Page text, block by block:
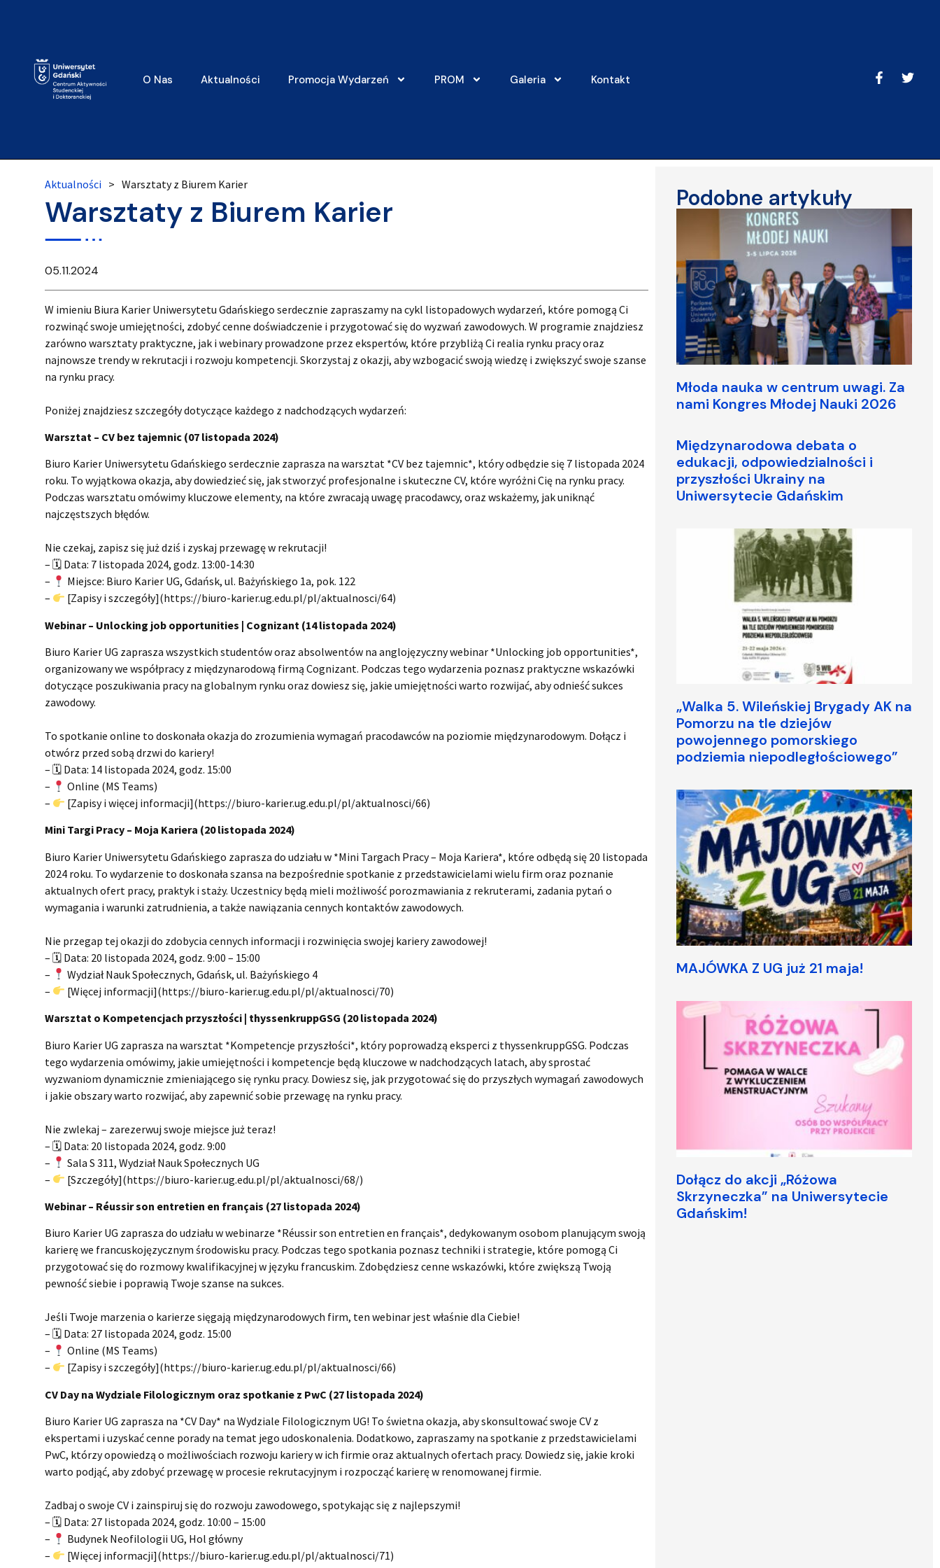
O Nas Aktualności Promocja Wydarzeń PROM Galeria Kontakt
Podobne artykuły
Młoda nauka w centrum uwagi. Za
nami Kongres Młodej Nauki 2026
Międzynarodowa debata o
edukacji, odpowiedzialności i
przyszłości Ukrainy na
Uniwersytecie Gdańskim
„Walka 5. Wileńskiej Brygady AK na
Pomorzu na tle dziejów
powojennego pomorskiego
podziemia niepodległościowego”
MAJÓWKA Z UG już 21 maja!
Dołącz do akcji „Różowa
Skrzyneczka” na Uniwersytecie
Gdańskim!
Aktualności > Warsztaty z Biurem Karier
Warsztaty z Biurem Karier
05.11.2024
W imieniu Biura Karier Uniwersytetu Gdańskiego serdecznie zapraszamy na cykl listopadowych wydarzeń, które pomogą Ci
rozwinąć swoje umiejętności, zdobyć cenne doświadczenie i przygotować się do wyzwań zawodowych. W programie znajdziesz
zarówno warsztaty praktyczne, jak i webinary prowadzone przez ekspertów, które przybliżą Ci realia rynku pracy oraz
najnowsze trendy w rekrutacji i rozwoju kompetencji. Skorzystaj z okazji, aby wzbogacić swoją wiedzę i zwiększyć swoje szanse
na rynku pracy.
Poniżej znajdziesz szczegóły dotyczące każdego z nadchodzących wydarzeń:
Warsztat – CV bez tajemnic (07 listopada 2024)
Biuro Karier Uniwersytetu Gdańskiego serdecznie zaprasza na warsztat *CV bez tajemnic*, który odbędzie się 7 listopada 2024
roku. To wyjątkowa okazja, aby dowiedzieć się, jak stworzyć profesjonalne i skuteczne CV, które wyróżni Cię na rynku pracy.
Podczas warsztatu omówimy kluczowe elementy, na które zwracają uwagę pracodawcy, oraz wskażemy, jak uniknąć
najczęstszych błędów.
Nie czekaj, zapisz się już dziś i zyskaj przewagę w rekrutacji!
– 🗓 Data: 7 listopada 2024, godz. 13:00-14:30
–
Miejsce: Biuro Karier UG, Gdańsk, ul. Bażyńskiego 1a, pok. 122
–
[Zapisy i szczegóły](https://biuro-karier.ug.edu.pl/pl/aktualnosci/64)
Webinar – Unlocking job opportunities | Cognizant (14 listopada 2024)
Biuro Karier UG zaprasza wszystkich studentów oraz absolwentów na anglojęzyczny webinar *Unlocking job opportunities*,
organizowany we współpracy z międzynarodową firmą Cognizant. Podczas tego wydarzenia poznasz praktyczne wskazówki
dotyczące poszukiwania pracy na globalnym rynku oraz dowiesz się, jakie umiejętności warto rozwijać, aby odnieść sukces
zawodowy.
To spotkanie online to doskonała okazja do zrozumienia wymagań pracodawców na poziomie międzynarodowym. Dołącz i
otwórz przed sobą drzwi do kariery!
– 🗓 Data: 14 listopada 2024, godz. 15:00
–
Online (MS Teams)
–
[Zapisy i więcej informacji](https://biuro-karier.ug.edu.pl/pl/aktualnosci/66)
Mini Targi Pracy – Moja Kariera (20 listopada 2024)
Biuro Karier Uniwersytetu Gdańskiego zaprasza do udziału w *Mini Targach Pracy – Moja Kariera*, które odbędą się 20 listopada
2024 roku. To wydarzenie to doskonała szansa na bezpośrednie spotkanie z przedstawicielami wielu firm oraz poznanie
aktualnych ofert pracy, praktyk i staży. Uczestnicy będą mieli możliwość porozmawiania z rekruterami, zadania pytań o
wymagania i warunki zatrudnienia, a także nawiązania cennych kontaktów zawodowych.
Nie przegap tej okazji do zdobycia cennych informacji i rozwinięcia swojej kariery zawodowej!
– 🗓 Data: 20 listopada 2024, godz. 9:00 – 15:00
–
Wydział Nauk Społecznych, Gdańsk, ul. Bażyńskiego 4
–
[Więcej informacji](https://biuro-karier.ug.edu.pl/pl/aktualnosci/70)
Warsztat o Kompetencjach przyszłości | thyssenkruppGSG (20 listopada 2024)
Biuro Karier UG zaprasza na warsztat *Kompetencje przyszłości*, który poprowadzą eksperci z thyssenkruppGSG. Podczas
tego wydarzenia omówimy, jakie umiejętności i kompetencje będą kluczowe w nadchodzących latach, aby sprostać
wyzwaniom dynamicznie zmieniającego się rynku pracy. Dowiesz się, jak przygotować się do przyszłych wymagań zawodowych
i jakie obszary warto rozwijać, aby zapewnić sobie przewagę na rynku pracy.
Nie zwlekaj – zarezerwuj swoje miejsce już teraz!
– 🗓 Data: 20 listopada 2024, godz. 9:00
–
Sala S 311, Wydział Nauk Społecznych UG
–
[Szczegóły](https://biuro-karier.ug.edu.pl/pl/aktualnosci/68/)
Webinar – Réussir son entretien en français (27 listopada 2024)
Biuro Karier UG zaprasza do udziału w webinarze *Réussir son entretien en français*, dedykowanym osobom planującym swoją
karierę we francuskojęzycznym środowisku pracy. Podczas tego spotkania poznasz techniki i strategie, które pomogą Ci
przygotować się do rozmowy kwalifikacyjnej w języku francuskim. Zdobędziesz cenne wskazówki, które zwiększą Twoją
pewność siebie i poprawią Twoje szanse na sukces.
Jeśli Twoje marzenia o karierze sięgają międzynarodowych firm, ten webinar jest właśnie dla Ciebie!
– 🗓 Data: 27 listopada 2024, godz. 15:00
–
Online (MS Teams)
–
[Zapisy i szczegóły](https://biuro-karier.ug.edu.pl/pl/aktualnosci/66)
CV Day na Wydziale Filologicznym oraz spotkanie z PwC (27 listopada 2024)
Biuro Karier UG zaprasza na *CV Day* na Wydziale Filologicznym UG! To świetna okazja, aby skonsultować swoje CV z
ekspertami i uzyskać cenne porady na temat jego udoskonalenia. Dodatkowo, zapraszamy na spotkanie z przedstawicielami
PwC, którzy opowiedzą o możliwościach rozwoju kariery w ich firmie oraz aktualnych ofertach pracy. Dowiedz się, jakie kroki
warto podjąć, aby zdobyć przewagę w procesie rekrutacyjnym i rozpocząć karierę w renomowanej firmie.
Zadbaj o swoje CV i zainspiruj się do rozwoju zawodowego, spotykając się z najlepszymi!
– 🗓 Data: 27 listopada 2024, godz. 10:00 – 15:00
–
Budynek Neofilologii UG, Hol główny
–
[Więcej informacji](https://biuro-karier.ug.edu.pl/pl/aktualnosci/71)